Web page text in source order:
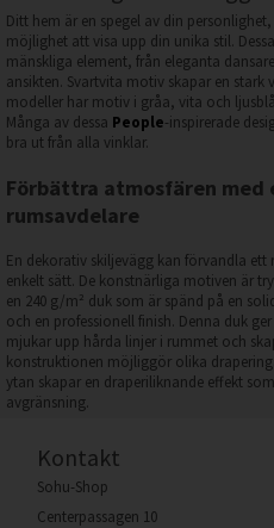
Ditt hem är en spegel av din
möjlighet att visa upp din unika stil.
mänskliga element, från eleganta
ansikten. Svartvita motiv skapar en stark
modeller har motiv i gråa, vita och
Många av dessa People-inspirerade
bra ut från alla vinklar.
Förbättra atmosfären med
rumsavdelare
En dekorativ skiljevägg kan förvandla
enkelt sätt. De konstnärliga motiven är
en 240 g/m² duk som är spänd på en
och en professionell finish. Denna duk
mjukar upp hårda linjer i rummet och
konstruktionen möjliggör olika
ytan skapar en draperiliknande effekt
avgränsning.
Kontakt
Sohu-Shop
Centerpassagen 10